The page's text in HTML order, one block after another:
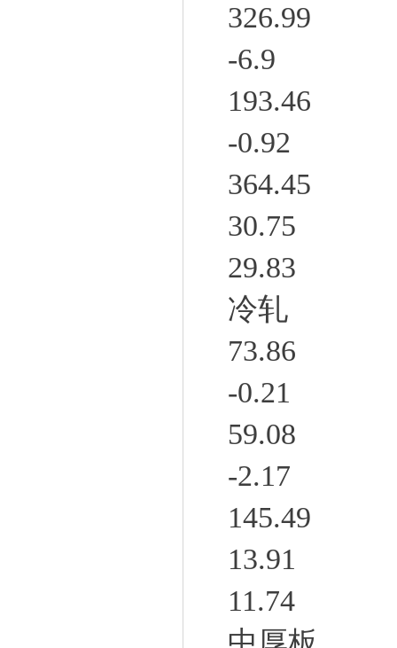
326.99
-6.9
193.46
-0.92
364.45
30.75
29.83
冷轧
73.86
-0.21
59.08
-2.17
145.49
13.91
11.74